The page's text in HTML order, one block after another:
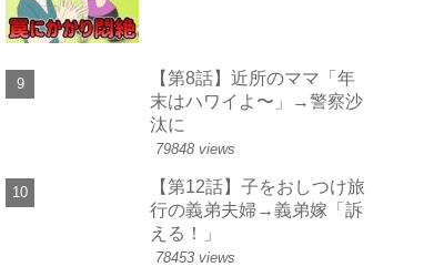
【第8話】近所のママ「年
末はハワイよ〜」→警察沙
汰に
79848 views
【第12話】子をおしつけ旅
行の義弟夫婦→義弟嫁「訴
える！」
78453 views